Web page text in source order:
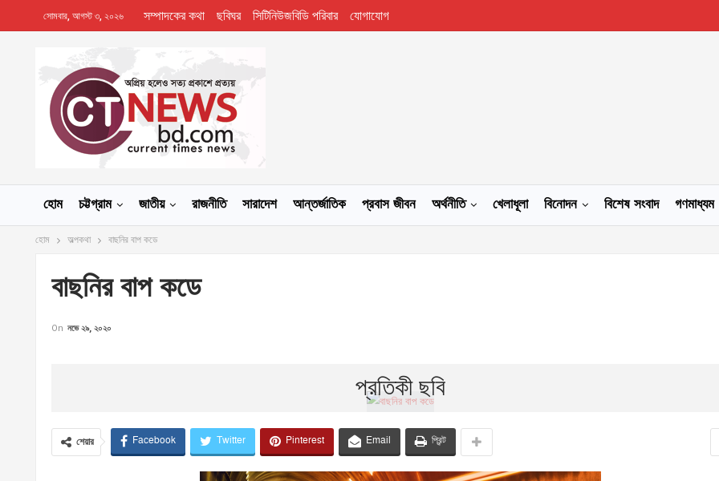
সোমবার, আগস্ট ৩, ২০২৬ সম্পাদকের কথা ছবিঘর সিটিনিউজবিডি পরিবার যোগাযোগ
হোম চট্টগ্রাম জাতীয় রাজনীতি সারাদেশ আন্তর্জাতিক প্রবাস জীবন অর্থনীতি খেলাধূলা বিনোদন বিশেষ সংবাদ গণমাধ্যম
হোম অল্পকথা বাছনির বাপ কডে
বাছনির বাপ কডে
On নভে ২৯, ২০২০
প্রতিকী ছবি
শেয়ার Facebook Twitter Pinterest Email প্রিন্ট